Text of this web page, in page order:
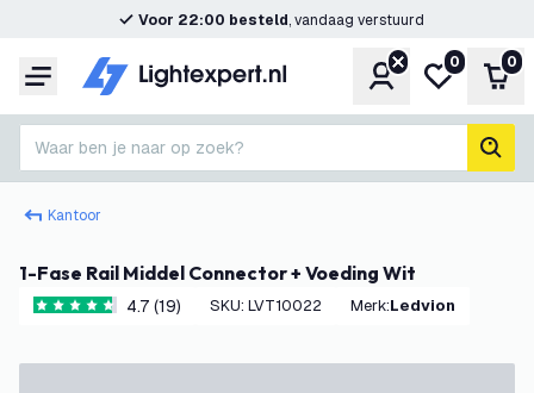
Voor 22:00 besteld, vandaag verstuurd
Menu Account
Mijn
0 0
Waar ben je naar op zoek?
Kantoor
1-Fase Rail Middel Connector + Voeding Wit
4.7 score sterren
4.7 (19) SKU: LVT10022 Merk: Ledvion